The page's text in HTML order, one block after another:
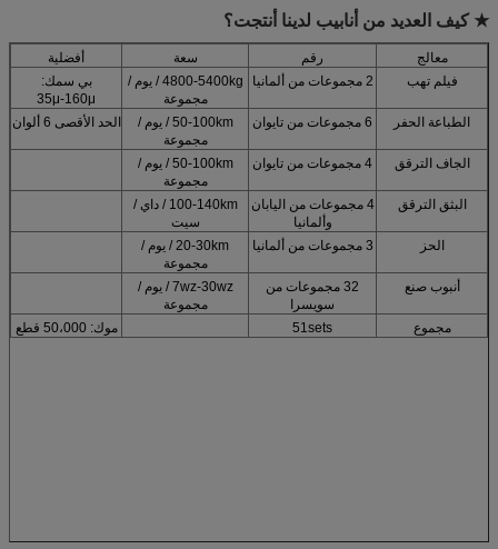
★ كيف العديد من أنابيب لدينا أنتجت؟
معالج رقم سعة
أفضلية
فيلم تهب
2 مجموعات من ألمانيا
4800-5400kg / يوم /
مجموعة
بي سمك:
35μ-160μ
الطباعة الحفر
6 مجموعات من تايوان
50-100km / يوم /
مجموعة
الحد الأقصى 6 ألوان
الجاف الترقق 4 مجموعات من تايوان
50-100km / يوم /
مجموعة
البثق الترقق
4 مجموعات من اليابان
وألمانيا
100-140km / داي /
سيت
الحز
3 مجموعات من ألمانيا
20-30km / يوم /
مجموعة
أنبوب صنع
32 مجموعات من
سويسرا
7wz-30wz / يوم /
مجموعة
مجموع
51sets موك: 50،000 قطع